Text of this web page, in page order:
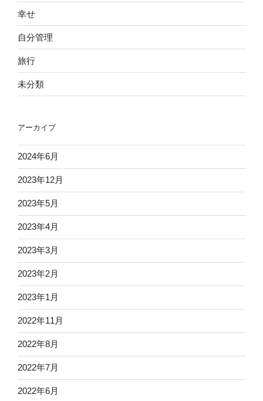
幸せ
自分管理
旅行
未分類
アーカイブ
2024年6月
2023年12月
2023年5月
2023年4月
2023年3月
2023年2月
2023年1月
2022年11月
2022年8月
2022年7月
2022年6月